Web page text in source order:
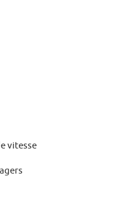
vitesse